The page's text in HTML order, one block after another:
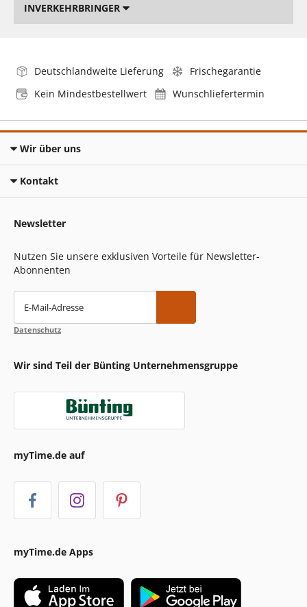
INVERKEHRBRINGER
Deutschlandweite Lieferung
Frischegarantie
Kein Mindestbestellwert
Wunschliefertermin
Wir über uns
Kontakt
Newsletter
Nutzen Sie unsere exklusiven Vorteile für Newsletter-
Abonnenten
E-Mail-Adresse
Datenschutz
Wir sind Teil der Bünting Unternehmensgruppe
myTime.de auf
myTime.de Apps